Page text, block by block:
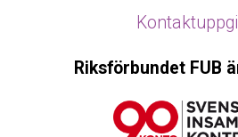
Riksförbundet FUB